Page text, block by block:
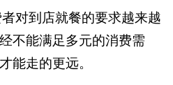
对到店就餐的要求越来越
不能满足多元的消费需
能走的更远。